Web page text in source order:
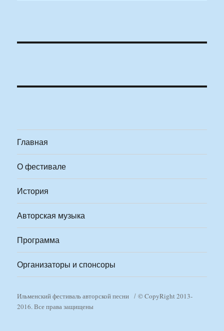
Главная
О фестивале
История
Авторская музыка
Программа
Организаторы и спонсоры
Ильменский фестиваль авторской песни
© CopyRight 2013-
2016. Все права защищены